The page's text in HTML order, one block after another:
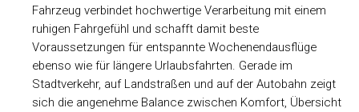
Fahrzeug verbindet hochwertige Verarbeitung mit einem
ruhigen Fahrgefühl und schafft damit beste
Voraussetzungen für entspannte Wochenendausflüge
ebenso wie für längere Urlaubsfahrten. Gerade im
Stadtverkehr, auf Landstraßen und auf der Autobahn zeigt
sich die angenehme Balance zwischen Komfort, Übersicht